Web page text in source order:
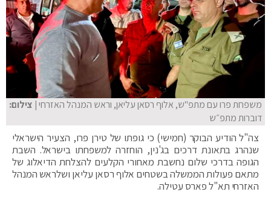
משפחת פרו עם מתפ"ש, אלוף רסאן עליאן, וראש המנהל האזרחי| צילום:
דוברות מתפ״ש
צה"ל הודיע הבוקר (חמישי) כי גופתו של טירן פרו, הצעיר הישראלי
שנהרג בתאונת דרכים בג'נין, הוחזרה למשפחתו בישראל. השבת
הגופה בדרכי שלום נחשבת מאחורי הקלעים להצלחת הדיאלוג של
מתאם פעולות הממשלה בשטחים אלוף רסאן עליאן ושלראש המנהל
האזרחי תא"ל פארס עטילה.